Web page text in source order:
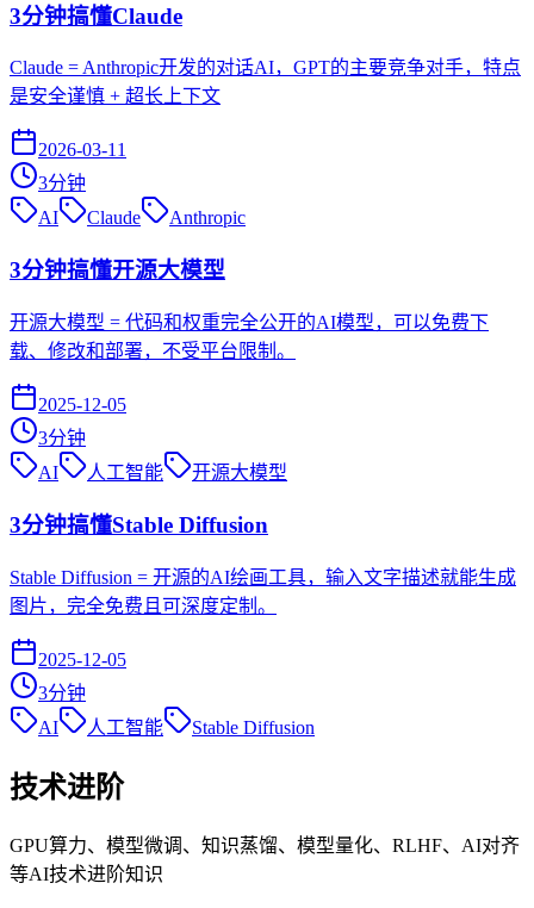
3分钟搞懂Claude
Claude = Anthropic开发的对话AI，GPT的主要竞争对手，特点
是安全谨慎 + 超长上下文
2026-03-11
3分钟
AI
Claude Anthropic
3分钟搞懂开源大模型
开源大模型 = 代码和权重完全公开的AI模型，可以免费下
载、修改和部署，不受平台限制。
2025-12-05
3分钟
AI
人工智能 开源大模型
3分钟搞懂Stable Diffusion
Stable Diffusion = 开源的AI绘画工具，输入文字描述就能生成
图片，完全免费且可深度定制。
2025-12-05
3分钟
AI
人工智能 Stable Diffusion
技术进阶
GPU算力、模型微调、知识蒸馏、模型量化、RLHF、AI对齐
等AI技术进阶知识